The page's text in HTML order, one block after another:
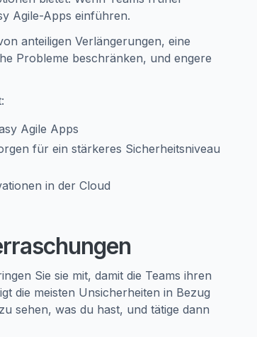
Agile-Apps einführen.
anteiligen Verlängerungen, eine
Probleme beschränken, und engere
Agile Apps
für ein stärkeres Sicherheitsniveau
in der Cloud
Sie sie mit, damit die Teams ihren
die meisten Unsicherheiten in Bezug
sehen, was du hast, und tätige dann